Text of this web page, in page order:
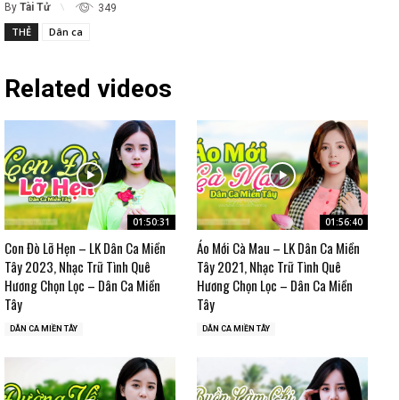
By Tài Tử 349
THẺ Dân ca
Related videos
01:50:31
Con Đò Lỡ Hẹn – LK Dân Ca Miền
Tây 2023, Nhạc Trữ Tình Quê
Hương Chọn Lọc – Dân Ca Miền
Tây
DÂN CA MIỀN TÂY
01:56:40
Áo Mới Cà Mau – LK Dân Ca Miền
Tây 2021, Nhạc Trữ Tình Quê
Hương Chọn Lọc – Dân Ca Miền
Tây
DÂN CA MIỀN TÂY